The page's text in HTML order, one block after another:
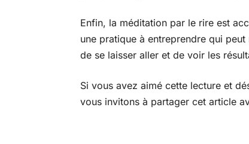
Enfin, la méditation par le rire est
une pratique à entreprendre qui
de se laisser aller et de voir les
Si vous avez aimé cette lecture et
vous invitons à partager cet article